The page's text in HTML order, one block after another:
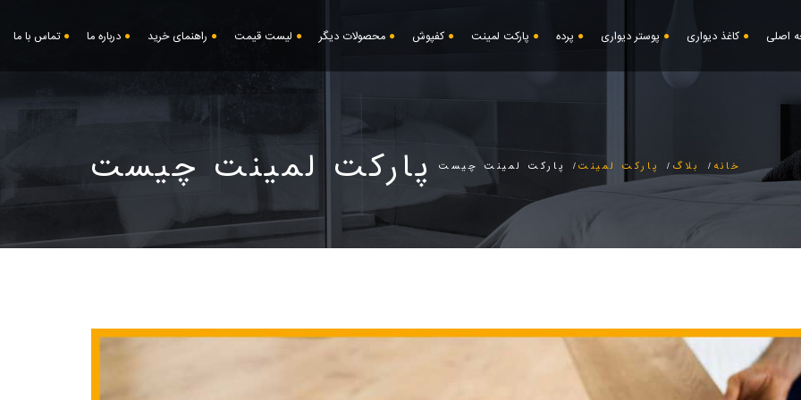
اصلی کاغذ دیواری پوستر دیواری پرده پارکت لمینت کفپوش محصولات دیگر لیست قیمت راهنمای خرید درباره ما تماس با ما
پارکت لمینت چیست خانه بلاگ پارکت لمینت پارکت لمینت چیست